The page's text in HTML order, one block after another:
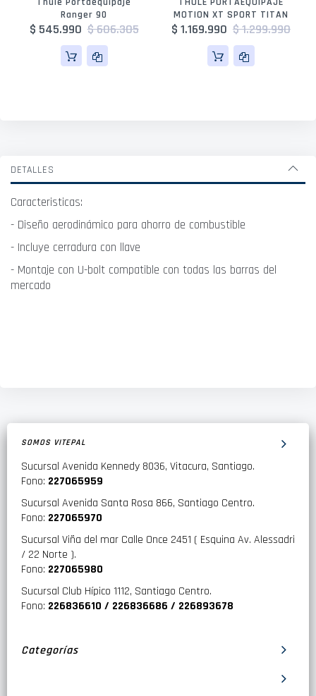
Ranger 90
$ 545.990 $ 606.305
MOTION XT SPORT TITAN
$ 1.169.990 $ 1.299.990
DETALLES
Caracteristicas:
- Diseño aerodinámico para ahorro de combustible
- Incluye cerradura con llave
- Montaje con U-bolt compatible con todas las barras del
mercado
SOMOS VITEPAL
Sucursal Avenida Kennedy 8036, Vitacura, Santiago.
Fono: 227065959
Sucursal Avenida Santa Rosa 866, Santiago Centro.
Fono: 227065970
Sucursal Viña del mar Calle Once 2451 ( Esquina Av. Alessadri
/ 22 Norte ).
Fono: 227065980
Sucursal Club Hípico 1112, Santiago Centro.
Fono: 226836610 / 226836686 / 226893678
Categorías